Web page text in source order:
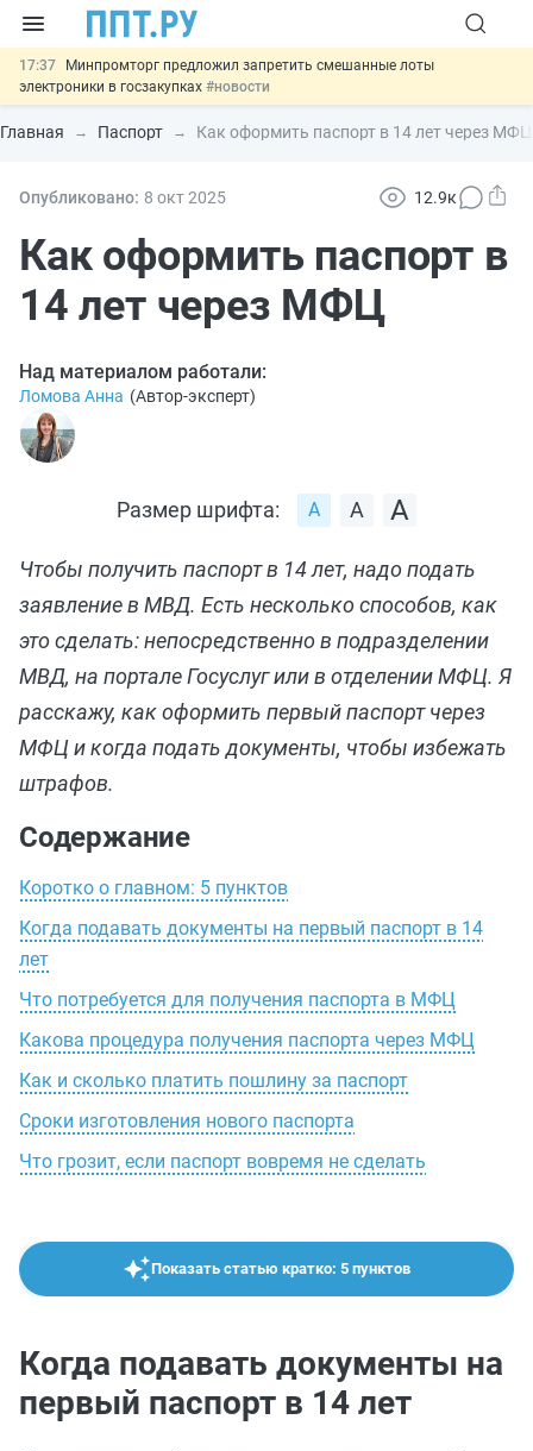
17:37
Минпромторг предложил запретить смешанные лоты
электроники в госзакупках #новости
17:13 Подписан указ об отмене спецрежима для вкладов физлиц из
недружественных стран
#новости
15:51 МВД запускает автоматическое аннулирование патента
13:48
банковской гарантией #новости
Главная Паспорт Как оформить паспорт в 14 лет через МФЦ
Опубликовано: 8 окт2025 12.9к
Как оформить паспорт в
14 лет через МФЦ
Над материалом работали:
Ломова Анна (Автор-эксперт)
Размер шрифта:
Чтобы получить паспорт в 14 лет, надо подать
заявление в МВД. Есть несколько способов, как
это сделать: непосредственно в подразделении
МВД, на портале Госуслуг или в отделении МФЦ. Я
расскажу, как оформить первый паспорт через
МФЦ и когда подать документы, чтобы избежать
штрафов.
Содержание
Коротко о главном: 5 пунктов
Когда подавать документы на первый паспорт в 14
лет
Что потребуется для получения паспорта в МФЦ
Какова процедура получения паспорта через МФЦ
Как и сколько платить пошлину за паспорт
Сроки изготовления нового паспорта
Что грозит, если паспорт вовремя не сделать
Показать статью кратко: 5 пунктов
Когда подавать документы на
первый паспорт в 14 лет